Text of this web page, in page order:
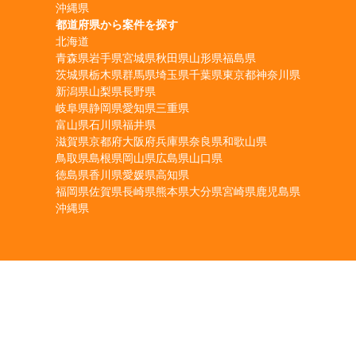
沖縄県
都道府県から案件を探す
北海道
青森県岩手県宮城県秋田県山形県福島県
茨城県栃木県群馬県埼玉県千葉県東京都神奈川県
新潟県山梨県長野県
岐阜県静岡県愛知県三重県
富山県石川県福井県
滋賀県京都府大阪府兵庫県奈良県和歌山県
鳥取県島根県岡山県広島県山口県
徳島県香川県愛媛県高知県
福岡県佐賀県長崎県熊本県大分県宮崎県鹿児島県
沖縄県